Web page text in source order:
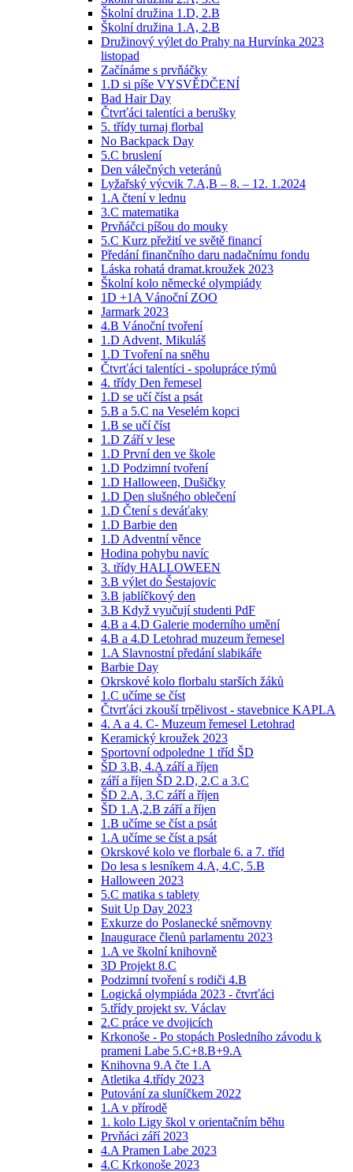
Školní družina 1.D, 2.B
Školní družina 1.A, 2.B
Družinový výlet do Prahy na Hurvínka 2023
listopad
Začínáme s prvňáčky
1.D si píše VYSVĚDČENÍ
Bad Hair Day
Čtvrťáci talentíci a berušky
5. třídy turnaj florbal
No Backpack Day
5.C bruslení
Den válečných veteránů
Lyžařský výcvik 7.A,B – 8. – 12. 1.2024
1.A čtení v lednu
3.C matematika
Prvňáčci píšou do mouky
5.C Kurz přežití ve světě financí
Předání finančního daru nadačnímu fondu
Láska rohatá dramat.kroužek 2023
Školní kolo německé olympiády
1D +1A Vánoční ZOO
Jarmark 2023
4.B Vánoční tvoření
1.D Advent, Mikuláš
1.D Tvoření na sněhu
Čtvrťáci talentíci - spolupráce týmů
4. třídy Den řemesel
1.D se učí číst a psát
5.B a 5.C na Veselém kopci
1.B se učí číst
1.D Září v lese
1.D První den ve škole
1.D Podzimní tvoření
1.D Halloween, Dušičky
1.D Den slušného oblečení
1.D Čtení s deváťaky
1.D Barbie den
1.D Adventní věnce
Hodina pohybu navíc
3. třídy HALLOWEEN
3.B výlet do Šestajovic
3.B jablíčkový den
3.B Když vyučují studenti PdF
4.B a 4.D Galerie moderního umění
4.B a 4.D Letohrad muzeum řemesel
1.A Slavnostní předání slabikáře
Barbie Day
Okrskové kolo florbalu starších žáků
1.C učíme se číst
Čtvrťáci zkouší trpělivost - stavebnice KAPLA
4. A a 4. C- Muzeum řemesel Letohrad
Keramický kroužek 2023
Sportovní odpoledne 1 tříd ŠD
ŠD 3.B, 4.A září a říjen
září a říjen ŠD 2.D, 2.C a 3.C
ŠD 2.A, 3.C září a říjen
ŠD 1.A,2.B září a říjen
1.B učíme se číst a psát
1.A učíme se číst a psát
Okrskové kolo ve florbale 6. a 7. tříd
Do lesa s lesníkem 4.A, 4.C, 5.B
Halloween 2023
5.C matika s tablety
Suit Up Day 2023
Exkurze do Poslanecké sněmovny
Inaugurace členů parlamentu 2023
1.A ve školní knihovně
3D Projekt 8.C
Podzimní tvoření s rodiči 4.B
Logická olympiáda 2023 - čtvrťáci
5.třídy projekt sv. Václav
2.C práce ve dvojicích
Krkonoše - Po stopách Posledního závodu k
prameni Labe 5.C+8.B+9.A
Knihovna 9.A čte 1.A
Atletika 4.třídy 2023
Putování za sluníčkem 2022
1.A v přírodě
1. kolo Ligy škol v orientačním běhu
Prvňáci září 2023
4.A Pramen Labe 2023
4.C Krkonoše 2023